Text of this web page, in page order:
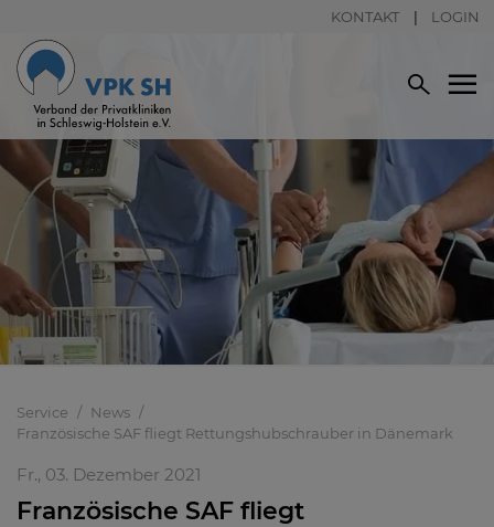
KONTAKT LOGIN
Service
News
Französische SAF fliegt Rettungshubschrauber in Dänemark
Fr., 03. Dezember 2021
Französische SAF fliegt